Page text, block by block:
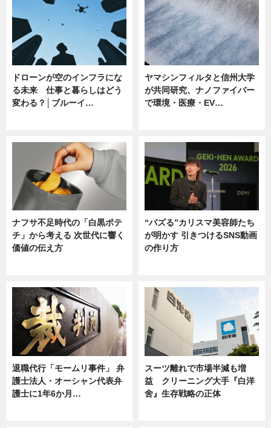
ドローンが空のインフラにな
る未来 仕事と暮らしはどう
変わる？│ブルーイ…
ヤマシンフィルタと信州大学
が共同研究、ナノファイバー
で環境・医療・EV…
ナフサ不足時代の「白黒ポテ
チ」から考える 次世代に響く
価値の伝え方
“バズる”カリスマ美容師たち
が明かす 引きつけるSNS動画
の作り方
退職代行「モームリ事件」 弁
護士法人・オーシャン代表弁
護士に1年6か月…
スーツ離れで市場半減も増
益 クリーニング大手『白洋
舍』生存戦略の正体